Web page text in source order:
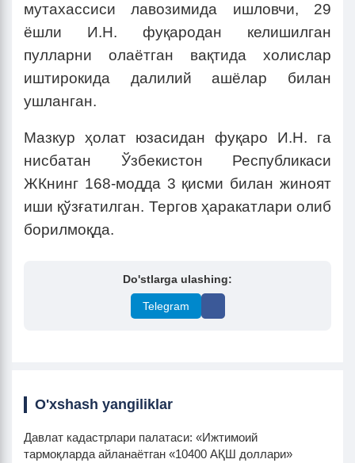
мутахассиси лавозимида ишловчи, 29
ёшли И.Н. фуқародан келишилган
пулларни олаётган вақтида холислар
иштирокида далилий ашёлар билан
ушланган.
Мазкур ҳолат юзасидан фуқаро И.Н. га
нисбатан Ўзбекистон Республикаси
ЖКнинг 168-модда 3 қисми билан жиноят
иши қўзғатилган. Тергов ҳаракатлари олиб
борилмоқда.
Do'stlarga ulashing:
Telegram
O'xshash yangiliklar
Давлат кадастрлари палатаси: «Ижтимоий
тармоқларда айланаётган «10400 АҚШ доллари»